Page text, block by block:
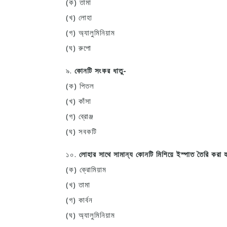
(ক) তামা
(খ) লোহা
(গ) অ্যালুমিনিয়াম
(ঘ) রুপো
৯. কোনটি সংকর ধাতু-
(ক) পিতল
(খ) কাঁসা
(গ) ব্রোঞ্জ
(ঘ) সবকটি
১০. লোহার সাথে সামান্য কোনটি মিশিয়ে ইস্পাত তৈরি করা
(ক) ক্রোমিয়াম
(খ) তামা
(গ) কার্বন
(ঘ) অ্যালুমিনিয়াম